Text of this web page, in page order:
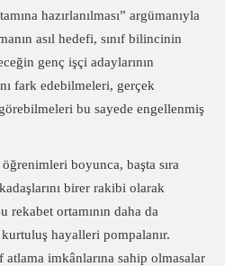
hazırlanılması” argümanıyla
asıl hedefi, sınıf bilincinin
genç işçi adaylarının
fark edebilmeleri, gerçek
görebilmeleri bu sayede engellenmiş
boyunca, başta sıra
birer rakibi olarak
ortamının daha da
hayalleri pompalanır.
atlama imkânlarına sahip olmasalar